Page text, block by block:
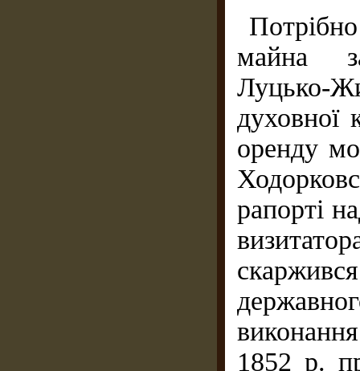
майна
Луцько-
духовної
оренду
рапорті
1852 р.